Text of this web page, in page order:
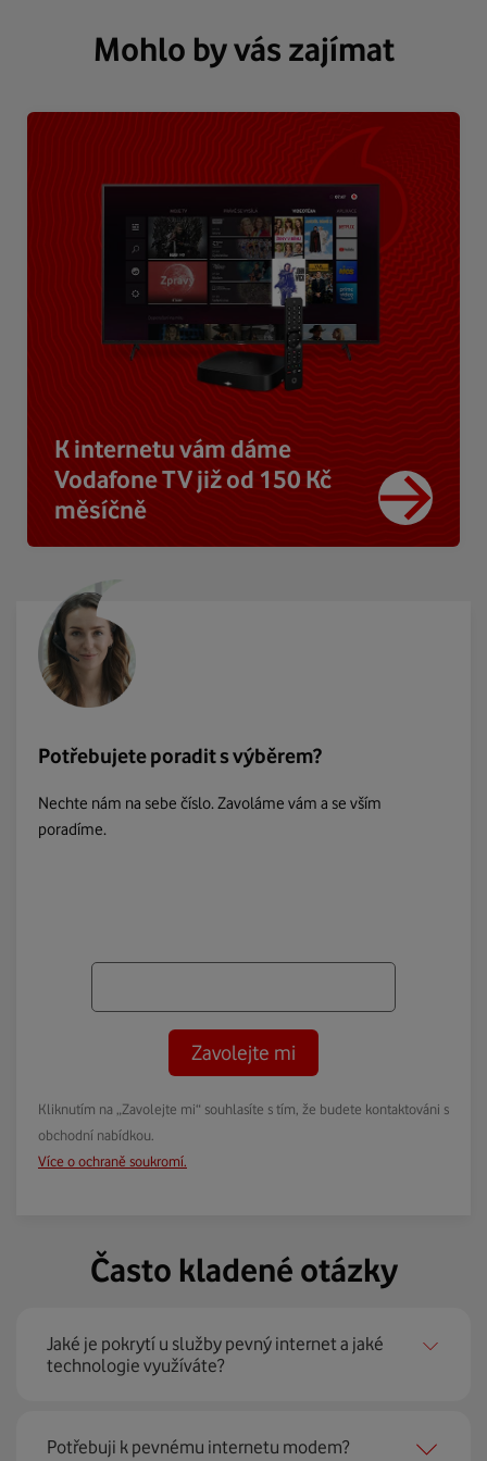
Mohlo by vás zajímat
K internetu vám dáme
Vodafone TV již od 150 Kč
měsíčně
Potřebujete poradit s výběrem?
Nechte nám na sebe číslo. Zavoláme vám a se vším
poradíme.
Zavolejte mi
Kliknutím na „Zavolejte mi“ souhlasíte s tím, že budete kontaktováni s
obchodní nabídkou.
Více o ochraně soukromí.
Často kladené otázky
Jaké je pokrytí u služby pevný internet a jaké
technologie využíváte?
Pevný internet můžeme nabídnout
Potřebuji k pevnému internetu modem?